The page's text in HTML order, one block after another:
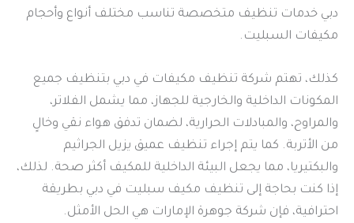
دبي خدمات تنظيف متخصصة تناسب مختلف أنواع وأحجام
مكيفات السبليت.
كذلك، تهتم شركة تنظيف مكيفات في دبي بتنظيف جميع
المكونات الداخلية والخارجية للجهاز، مما يشمل الفلاتر،
والمراوح، والمبادلات الحرارية، لضمان تدفق هواء نقي وخالٍ
من الأتربة. كما يتم إجراء تنظيف عميق يزيل الجراثيم
والبكتيريا، مما يجعل البيئة الداخلية للمكيف أكثر صحة. لذلك،
إذا كنت بحاجة إلى تنظيف مكيف سبليت في دبي بطريقة
احترافية، فإن شركة جوهرة الإمارات هي الحل الأمثل.